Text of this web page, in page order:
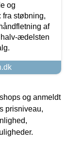
og
fra støbning,
af
ædelsten
og anmeldt
prisniveau,